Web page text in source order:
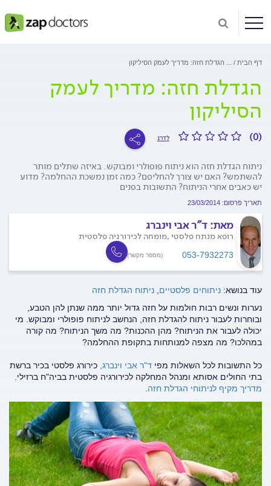
דף הבית הגדלת חזה: מדריך לעמק הסיליקון
הגדלת חזה: מדריך לעמק
הסיליקון
(0) לדרג
ניתוח הגדלת חזה הוא ניתוח פופולרי ומבוקש. באיזה שתלים מותר
להשתמש? האם יש צורך להחליפם? כמה זמן נמשכת ההחלמה? מדוע
יש כאבים אחרי הניתוח? התשובות בפנים
תאריך פרסום: 23/03/2014
מאת: ד"ר אבי וינברג
רופא מנתח פלסטי ,מומחה לכירורגיה פלסטית
053-7932273 (מספר מקשר)
עוד בנושא: ניתוחים פלסטיים ניתוח הגדלת חזה
נערות ונשים רבות חולמות על חזה גדול יותר ממה שנתן להן הטבע,
ובוחרות לעבור ניתוח להגדלת חזה, הנחשב לניתוח פופולרי ומבוקש. מי
יכולה לעבור את הניתוח? מהן ההכנות? מה משך הניתוח? מה קורה
במהלכו? מה מצפה למנותחות בתקופת ההחלמה?
כל התשובות לכל השאלות מפי ד"ר אבי וינברג, כירורג פלסטי בכיר ברשת
בתי החולים אסותא ומנהל המחלקה לכירורגיה פלסטית בביה"ח ברזילי.
מדריך מקיף לניתוחי הגדלת חזה